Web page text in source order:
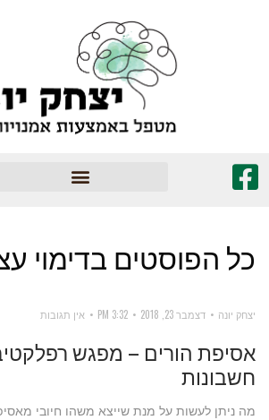
כל הפוסטים בדימוי
יצחק יונה דצמבר 23, 2018 3:32 PM אין תגובות
אסיפת הורים – מפגש
חשבונות
מה ניתן לעשות על מנת שייצא משהו חיובי